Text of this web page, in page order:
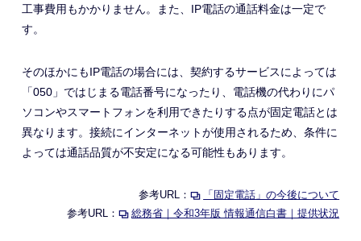
工事費用もかかりません。また、IP電話の通話料金は一定で
す。
そのほかにもIP電話の場合には、契約するサービスによっては
「050」ではじまる電話番号になったり、電話機の代わりにパ
ソコンやスマートフォンを利用できたりする点が固定電話とは
異なります。接続にインターネットが使用されるため、条件に
よっては通話品質が不安定になる可能性もあります。
参考URL：
「固定電話」の今後について
参考URL：
総務省｜令和3年版 情報通信白書｜提供状況